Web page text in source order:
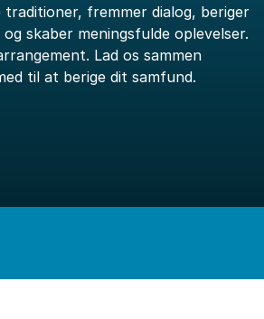
traditioner, fremmer dialog, beriger
skaber meningsfulde oplevelser.
Lad os sammen
til at berige dit samfund.